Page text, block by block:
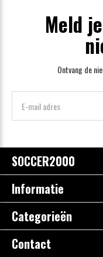
Meld
Ontvang de
SOCCER2000
Informatie
Categorieën
Contact